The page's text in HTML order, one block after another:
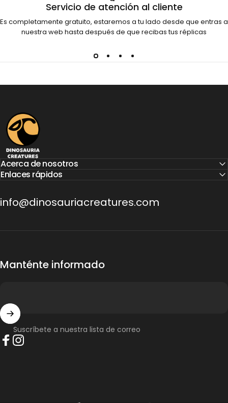
Servicio de atención al cliente
Es completamente gratuito, estaremos a tu lado desde que entras a
nuestra web hasta después de que recibas tus réplicas
Dinosauria Creatures
Acerca de nosotros
Enlaces rápidos
info@dinosauriacreatures.com
Manténte informado
Suscríbete a nuestra lista de correo